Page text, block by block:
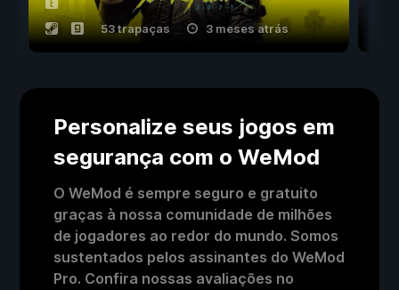
53 trapaças 3 meses atrás
Personalize seus jogos em
segurança com o WeMod
O WeMod é sempre seguro e gratuito
graças à nossa comunidade de milhões
de jogadores ao redor do mundo. Somos
sustentados pelos assinantes do WeMod
Pro. Confira nossas avaliações no